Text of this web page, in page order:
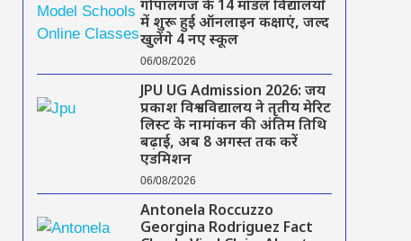
गोपालगंज के 14 मॉडल विद्यालयों
में शुरू हुई ऑनलाइन कक्षाएं, जल्द
खुलेंगे 4 नए स्कूल
06/08/2026
JPU UG Admission 2026: जय
प्रकाश विश्वविद्यालय ने तृतीय मेरिट
लिस्ट के नामांकन की अंतिम तिथि
बढ़ाई, अब 8 अगस्त तक करें
एडमिशन
06/08/2026
Antonela Roccuzzo
Georgina Rodriguez Fact